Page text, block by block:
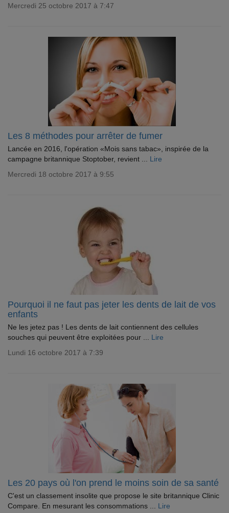
Mercredi 25 octobre 2017 à 7:47
Les 8 méthodes pour arrêter de fumer
Lancée en 2016, l'opération «Mois sans tabac», inspirée de la
campagne britannique Stoptober, revient ... Lire
Mercredi 18 octobre 2017 à 9:55
Pourquoi il ne faut pas jeter les dents de lait de vos
enfants
Ne les jetez pas ! Les dents de lait contiennent des cellules
souches qui peuvent être exploitées pour ... Lire
Lundi 16 octobre 2017 à 7:39
Les 20 pays où l'on prend le moins soin de sa santé
C'est un classement insolite que propose le site britannique Clinic
Compare. En mesurant les consommations ... Lire